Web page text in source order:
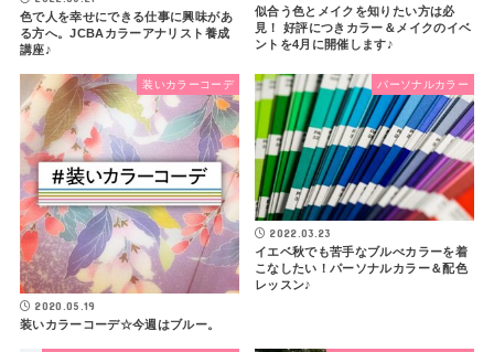
色で人を幸せにできる仕事に興味があ
る方へ。JCBAカラーアナリスト養成
講座♪
似合う色とメイクを知りたい方は必
見！ 好評につきカラー＆メイクのイベ
ントを4月に開催します♪
装いカラーコーデ
2020.05.19
装いカラーコーデ☆今週はブルー。
パーソナルカラー
2022.03.23
イエベ秋でも苦手なブルべカラーを着
こなしたい！パーソナルカラー＆配色
レッスン♪